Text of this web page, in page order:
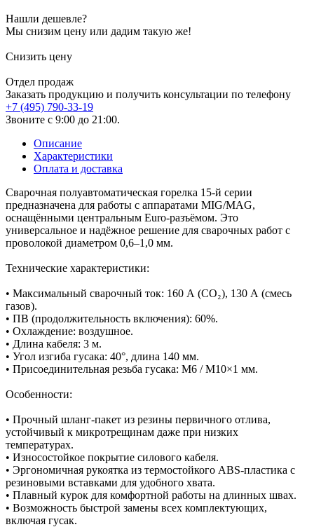
Нашли дешевле?
Мы снизим цену или дадим такую же!
Снизить цену
Отдел продаж
Заказать продукцию и получить консультации по телефону
+7 (495) 790-33-19
Звоните с 9:00 до 21:00.
Описание
Характеристики
Оплата и доставка
Сварочная полуавтоматическая горелка 15-й серии
предназначена для работы с аппаратами MIG/MAG,
оснащёнными центральным Euro-разъёмом. Это
универсальное и надёжное решение для сварочных работ с
проволокой диаметром 0,6–1,0 мм.
Технические характеристики:
• Максимальный сварочный ток: 160 А (CO₂), 130 А (смесь
газов).
• ПВ (продолжительность включения): 60%.
• Охлаждение: воздушное.
• Длина кабеля: 3 м.
• Угол изгиба гусака: 40°, длина 140 мм.
• Присоединительная резьба гусака: М6 / М10×1 мм.
Особенности:
• Прочный шланг-пакет из резины первичного отлива,
устойчивый к микротрещинам даже при низких
температурах.
• Износостойкое покрытие силового кабеля.
• Эргономичная рукоятка из термостойкого ABS-пластика с
резиновыми вставками для удобного хвата.
• Плавный курок для комфортной работы на длинных швах.
• Возможность быстрой замены всех комплектующих,
включая гусак.